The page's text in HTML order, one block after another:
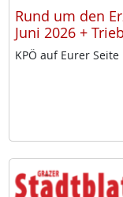
Rund um den
Juni 2026 +
KPÖ auf Eu­rer Sei­te